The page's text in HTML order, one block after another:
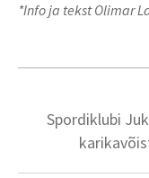
*Info ja tekst Olimar
Spordiklubi